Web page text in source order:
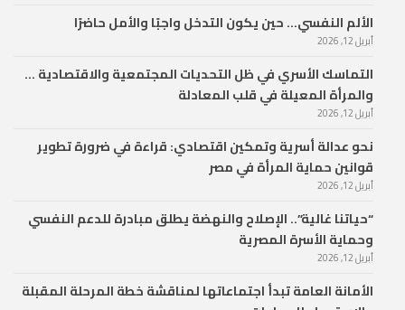
الألم النفسي… حين يكون التدخل واجبًا والأمل حاضرًا
أبريل 12, 2026
التماسك الأسري في ظل التحديات المجتمعية والاقتصادية …
والمرأة المعيلة في قلب المعادلة
أبريل 12, 2026
نحو عدالة أسرية وتمكين اقتصادي: قراءة في ضرورة تطوير
قوانين حماية المرأة في مصر
أبريل 12, 2026
“حياتنا غالية”.. الإصلاح والنهضة يطلق مبادرة للدعم النفسي
وحماية الأسرة المصرية
أبريل 12, 2026
الأمانة العامة تبدأ اجتماعاتها لمناقشة خطة المرحلة المقبلة